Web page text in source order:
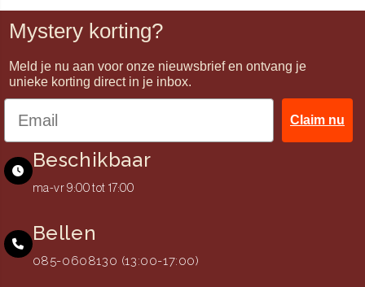
Mystery korting?
Meld je nu aan voor onze nieuwsbrief en ontvang je
unieke korting direct in je inbox.
Claim nu
Beschikbaar
ma-vr 9:00 tot 17:00
Bellen
085-0608130 (13:00-17:00)